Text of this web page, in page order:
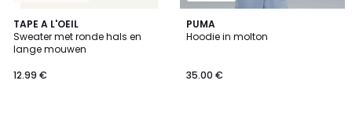
TAPE A L'OEIL
Sweater met ronde hals en
lange mouwen
12.99 €
PUMA
Hoodie in molton
35.00 €
3
Kleuren